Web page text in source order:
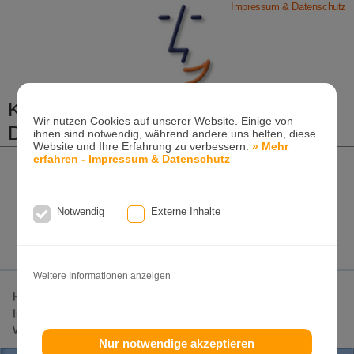
Wir nutzen Cookies auf unserer Website. Einige von
ihnen sind notwendig, während andere uns helfen, diese
Website und Ihre Erfahrung zu verbessern.» Mehr
erfahren - Impressum & Datenschutz
Notwendig Externe Inhalte
Weitere Informationen anzeigen
Nur notwendige akzeptieren
Impressum & Datenschutz
Kieferorthopädische Praxis
Dr. Konik & Kollegen
Zahn- und Kieferregulierungen für Kinder und
Erwachsenen-Kieferorthopädie
Tel. +49(0)7151-96 94 0-0·
Home
Invisalign-Teen
Weitere Seiten